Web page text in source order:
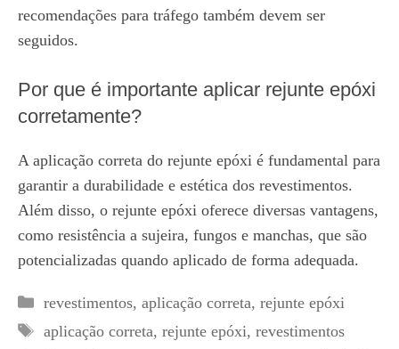
recomendações para tráfego também devem ser
seguidos.
Por que é importante aplicar rejunte epóxi
corretamente?
A aplicação correta do rejunte epóxi é fundamental para
garantir a durabilidade e estética dos revestimentos.
Além disso, o rejunte epóxi oferece diversas vantagens,
como resistência a sujeira, fungos e manchas, que são
potencializadas quando aplicado de forma adequada.
Categorias
revestimentos, aplicação correta, rejunte epóxi
Tags
aplicação correta, rejunte epóxi, revestimentos